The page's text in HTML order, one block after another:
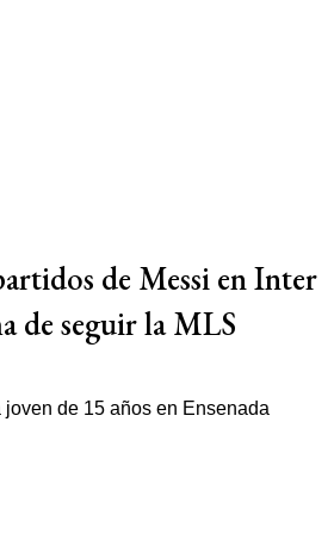
de Messi en Inter
de seguir la MLS